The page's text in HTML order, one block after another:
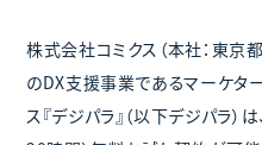
株式会社コミクス（本社：東京
のDX支援事業であるマーケタ
ス『デジパラ』（以下デジパラ）